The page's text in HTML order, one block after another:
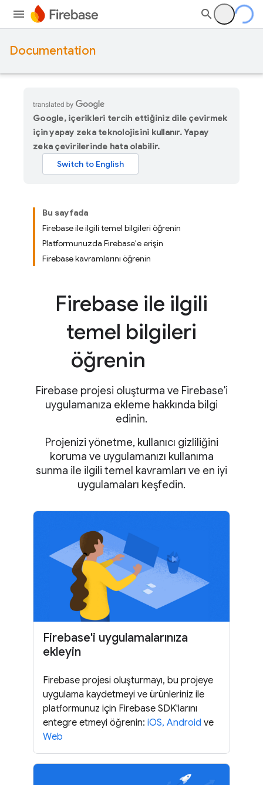
Documentation
Google, içerikleri tercih ettiğiniz dile çevirmek
için yapay zeka teknolojisini kullanır. Yapay
zeka çevirilerinde hata olabilir.
Bu sayfada
Firebase ile ilgili temel bilgileri öğrenin
Platformunuzda Firebase'e erişin
Firebase kavramlarını öğrenin
Firebase ile ilgili
temel bilgileri
öğrenin
Firebase projesi oluşturma ve Firebase'i
uygulamanıza ekleme hakkında bilgi
edinin.
Projenizi yönetme, kullanıcı gizliliğini
koruma ve uygulamanızı kullanıma
sunma ile ilgili temel kavramları ve en iyi
uygulamaları keşfedin.
Firebase'i uygulamalarınıza
ekleyin
Firebase projesi oluşturmayı, bu projeye
uygulama kaydetmeyi ve ürünleriniz ile
platformunuz için Firebase SDK'larını
entegre etmeyi öğrenin: iOS, Android ve
Web